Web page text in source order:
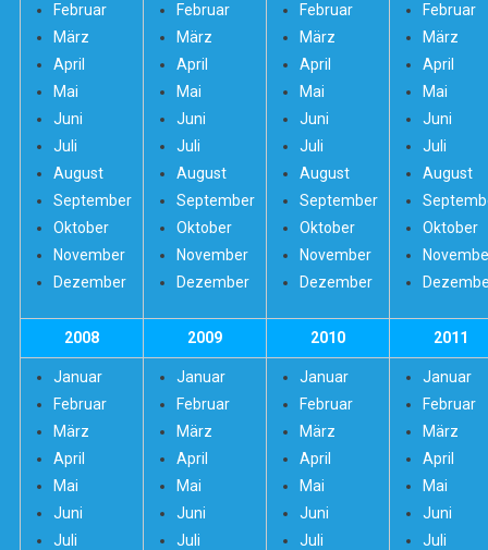
Februar
März
April
Mai
Juni
Juli
August
September
Oktober
November
Dezember
Februar
März
April
Mai
Juni
Juli
August
September
Oktober
November
Dezember
Februar
März
April
Mai
Juni
Juli
August
September
Oktober
November
Dezember
Februar
März
April
Mai
Juni
Juli
August
Oktober
2008 2009 2010 2011
Januar
Februar
März
April
Mai
Juni
Juli
Januar
Februar
März
April
Mai
Juni
Juli
Januar
Februar
März
April
Mai
Juni
Juli
Januar
Februar
März
April
Mai
Juni
Juli